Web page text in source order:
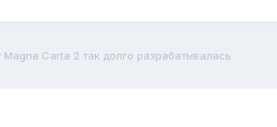
Carta 2 так долго разрабатывалась